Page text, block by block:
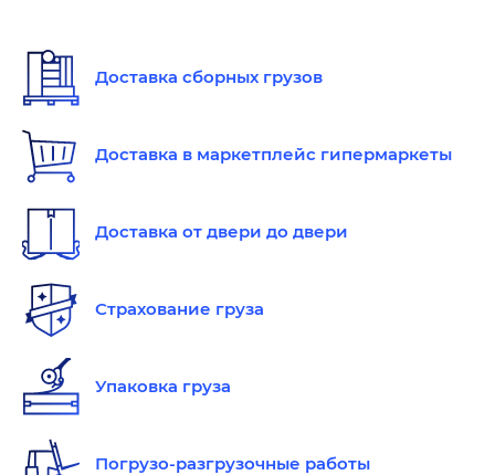
Доставка сборных грузов
Доставка в маркетплейс гипермаркеты
Доставка от двери до двери
Страхование груза
Упаковка груза
Погрузо-разгрузочные работы